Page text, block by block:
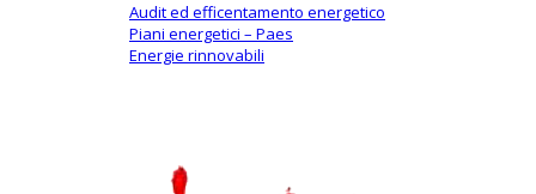
Audit ed efficentamento energetico
Piani energetici – Paes
Energie rinnovabili